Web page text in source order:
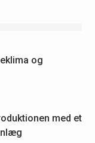
og
med et